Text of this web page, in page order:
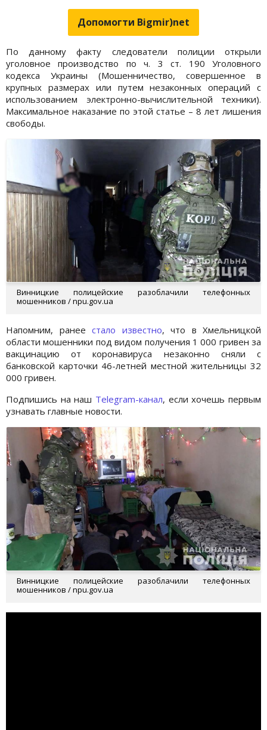
Допомогти Bigmir)net
По данному факту следователи полиции открыли
уголовное производство по ч. 3 ст. 190 Уголовного
кодекса Украины (Мошенничество, совершенное в
крупных размерах или путем незаконных операций с
использованием электронно-вычислительной техники).
Максимальное наказание по этой статье – 8 лет лишения
свободы.
Винницкие полицейские разоблачили телефонных
мошенников / npu.gov.ua
Напомним, ранее стало известно, что в Хмельницкой
области мошенники под видом получения 1 000 гривен за
вакцинацию от коронавируса незаконно сняли с
банковской карточки 46-летней местной жительницы 32
000 гривен.
Подпишись на наш Telegram-канал, если хочешь первым
узнавать главные новости.
Винницкие полицейские разоблачили телефонных
мошенников / npu.gov.ua